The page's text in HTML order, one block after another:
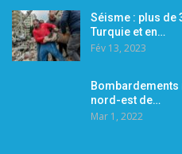
Séisme : plus de
Turquie et en…
Fév 13, 2023
nord-est de…
Mar 1, 2022